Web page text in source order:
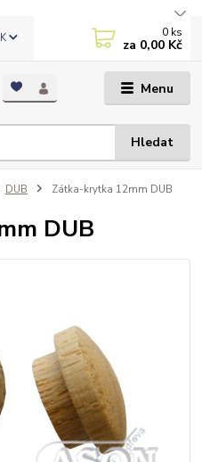
Menu
Hledat
0 ks
za 0,00 Kč
DUB Zátka-krytka 12mm DUB
DUB